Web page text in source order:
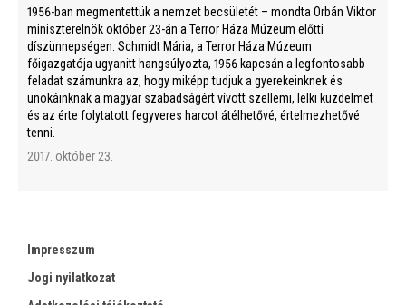
1956-ban megmentettük a nemzet becsületét – mondta Orbán Viktor
miniszterelnök október 23-án a Terror Háza Múzeum előtti
díszünnepségen. Schmidt Mária, a Terror Háza Múzeum
főigazgatója ugyanitt hangsúlyozta, 1956 kapcsán a legfontosabb
feladat számunkra az, hogy miképp tudjuk a gyerekeinknek és
unokáinknak a magyar szabadságért vívott szellemi, lelki küzdelmet
és az érte folytatott fegyveres harcot átélhetővé, értelmezhetővé
tenni.
2017. október 23.
Impresszum
Jogi nyilatkozat